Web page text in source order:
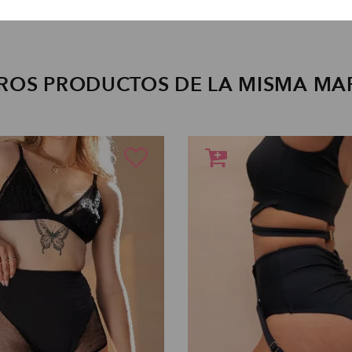
PRODUCTOS DE LA MISMA